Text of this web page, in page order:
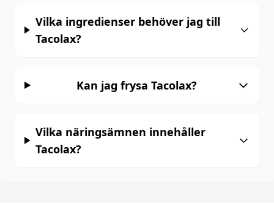
Vilka ingredienser behöver jag till
Tacolax?
Kan jag frysa Tacolax?
Vilka näringsämnen innehåller
Tacolax?